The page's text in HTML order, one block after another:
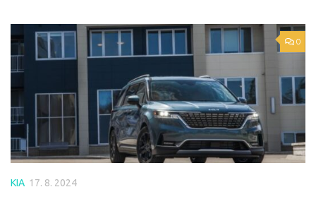
0
KIA 17. 8. 2024